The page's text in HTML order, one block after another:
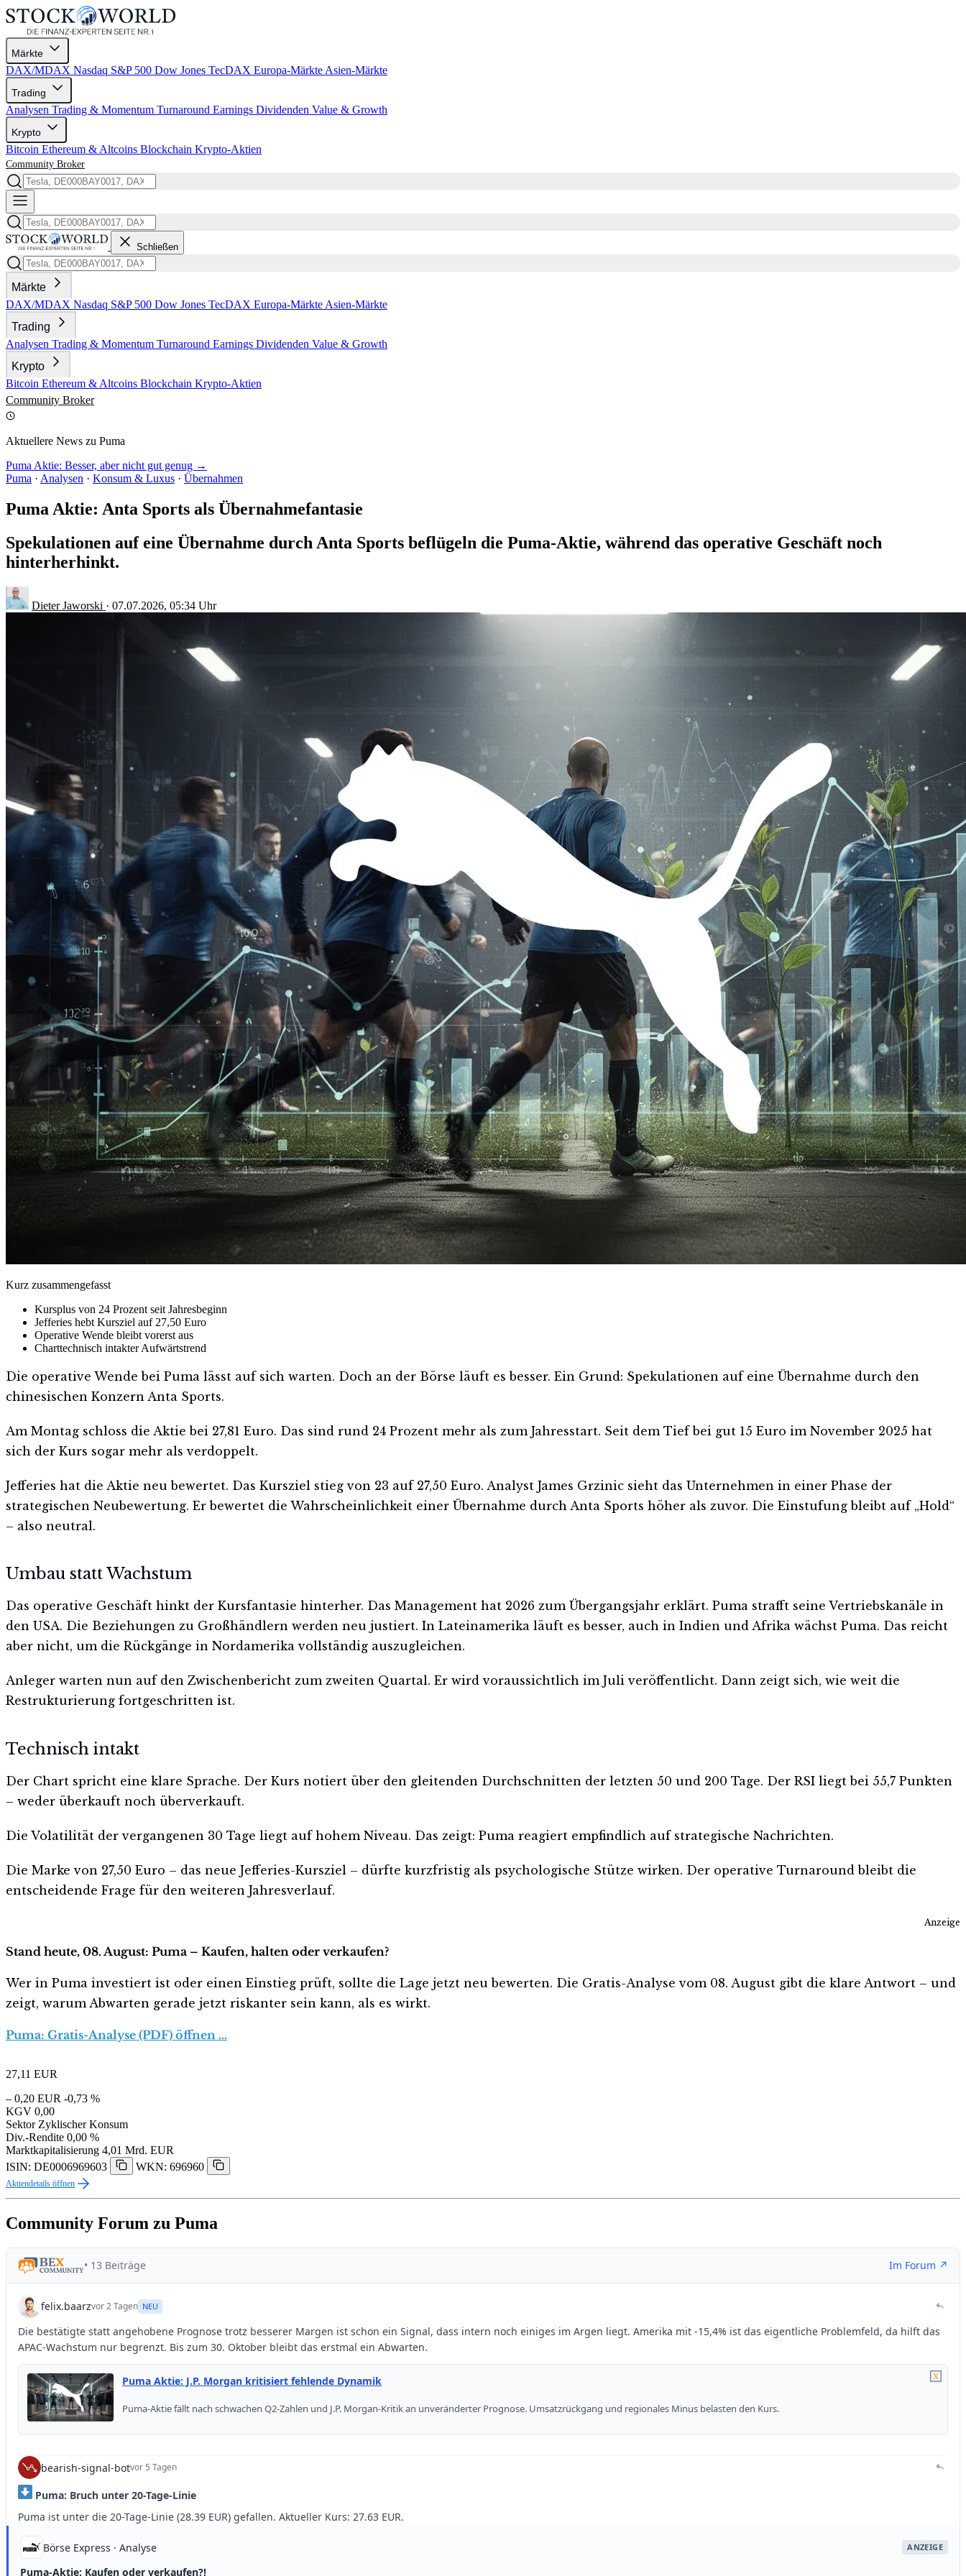
Märkte
DAX/MDAX Nasdaq S&P 500 Dow Jones TecDAX Europa-Märkte Asien-Märkte
Trading
Analysen Trading & Momentum Turnaround Earnings Dividenden Value & Growth
Krypto
Bitcoin Ethereum & Altcoins Blockchain Krypto-Aktien
Community Broker
Schließen
Märkte
DAX/MDAX Nasdaq S&P 500 Dow Jones TecDAX Europa-Märkte Asien-Märkte
Trading
Analysen Trading & Momentum Turnaround Earnings Dividenden Value & Growth
Krypto
Bitcoin Ethereum & Altcoins Blockchain Krypto-Aktien
Community Broker
Aktuellere News zu Puma
Puma Aktie: Besser, aber nicht gut genug →
Puma · Analysen · Konsum & Luxus · Übernahmen
Puma Aktie: Anta Sports als Übernahmefantasie
Spekulationen auf eine Übernahme durch Anta Sports beflügeln die Puma-Aktie, während das operative Geschäft noch
hinterherhinkt.
Dieter Jaworski · 07.07.2026, 05:34 Uhr
Kurz zusammengefasst
Kursplus von 24 Prozent seit Jahresbeginn
Jefferies hebt Kursziel auf 27,50 Euro
Operative Wende bleibt vorerst aus
Charttechnisch intakter Aufwärtstrend
Die operative Wende bei Puma lässt auf sich warten. Doch an der Börse läuft es besser. Ein Grund: Spekulationen auf eine Übernahme durch den
chinesischen Konzern Anta Sports.
Am Montag schloss die Aktie bei 27,81 Euro. Das sind rund 24 Prozent mehr als zum Jahresstart. Seit dem Tief bei gut 15 Euro im November 2025 hat
sich der Kurs sogar mehr als verdoppelt.
Jefferies hat die Aktie neu bewertet. Das Kursziel stieg von 23 auf 27,50 Euro. Analyst James Grzinic sieht das Unternehmen in einer Phase der
strategischen Neubewertung. Er bewertet die Wahrscheinlichkeit einer Übernahme durch Anta Sports höher als zuvor. Die Einstufung bleibt auf „Hold“
– also neutral.
Umbau statt Wachstum
Das operative Geschäft hinkt der Kursfantasie hinterher. Das Management hat 2026 zum Übergangsjahr erklärt. Puma strafft seine Vertriebskanäle in
den USA. Die Beziehungen zu Großhändlern werden neu justiert. In Lateinamerika läuft es besser, auch in Indien und Afrika wächst Puma. Das reicht
aber nicht, um die Rückgänge in Nordamerika vollständig auszugleichen.
Anleger warten nun auf den Zwischenbericht zum zweiten Quartal. Er wird voraussichtlich im Juli veröffentlicht. Dann zeigt sich, wie weit die
Restrukturierung fortgeschritten ist.
Technisch intakt
Der Chart spricht eine klare Sprache. Der Kurs notiert über den gleitenden Durchschnitten der letzten 50 und 200 Tage. Der RSI liegt bei 55,7 Punkten
– weder überkauft noch überverkauft.
Die Volatilität der vergangenen 30 Tage liegt auf hohem Niveau. Das zeigt: Puma reagiert empfindlich auf strategische Nachrichten.
Die Marke von 27,50 Euro – das neue Jefferies-Kursziel – dürfte kurzfristig als psychologische Stütze wirken. Der operative Turnaround bleibt die
entscheidende Frage für den weiteren Jahresverlauf.
Anzeige
Stand heute, 08. August: Puma – Kaufen, halten oder verkaufen?
Wer in Puma investiert ist oder einen Einstieg prüft, sollte die Lage jetzt neu bewerten. Die Gratis-Analyse vom 08. August gibt die klare Antwort – und
zeigt, warum Abwarten gerade jetzt riskanter sein kann, als es wirkt.
Puma: Gratis-Analyse (PDF) öffnen …
27,11 EUR
– 0,20 EUR -0,73 %
KGV 0,00
Sektor Zyklischer Konsum
Div.-Rendite 0,00 %
Marktkapitalisierung 4,01 Mrd. EUR
ISIN: DE0006969603
WKN: 696960
Aktiendetails öffnen
Community Forum zu Puma